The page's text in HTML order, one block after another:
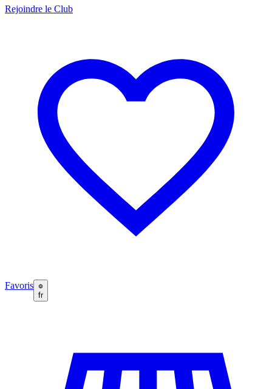
Rejoindre le Club
Favoris
fr